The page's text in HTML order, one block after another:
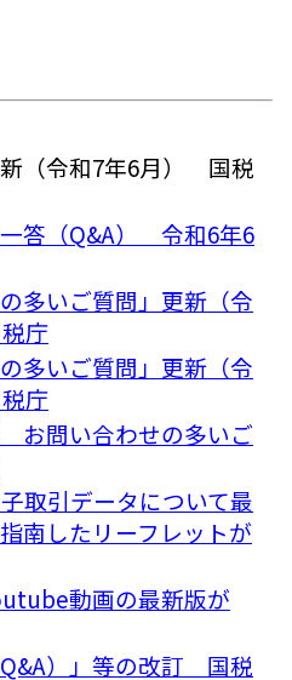
（令和7年6月） 国税
答（Q&A） 令和6年6
多いご質問」更新（令
庁
多いご質問」更新（令
庁
お問い合わせの多いご
取引データについて最
南したリーフレットが
動画の最新版が
）」等の改訂 国税